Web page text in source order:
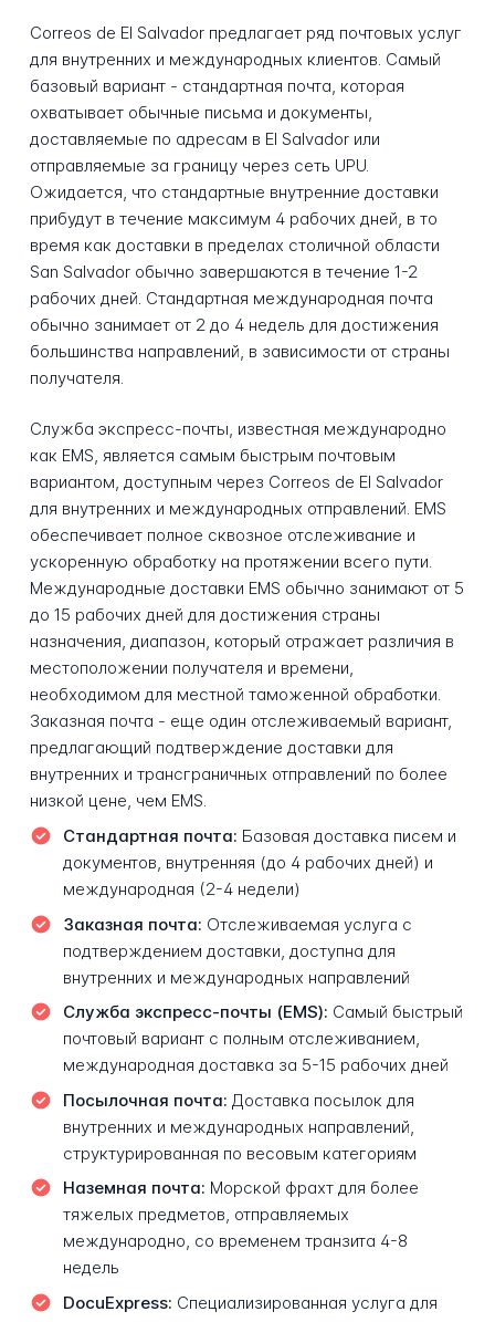
Correos de El Salvador предлагает ряд почтовых услуг
для внутренних и международных клиентов. Самый
базовый вариант - стандартная почта, которая
охватывает обычные письма и документы,
доставляемые по адресам в El Salvador или
отправляемые за границу через сеть UPU.
Ожидается, что стандартные внутренние доставки
прибудут в течение максимум 4 рабочих дней, в то
время как доставки в пределах столичной области
San Salvador обычно завершаются в течение 1-2
рабочих дней. Стандартная международная почта
обычно занимает от 2 до 4 недель для достижения
большинства направлений, в зависимости от страны
получателя.
Служба экспресс-почты, известная международно
как EMS, является самым быстрым почтовым
вариантом, доступным через Correos de El Salvador
для внутренних и международных отправлений. EMS
обеспечивает полное сквозное отслеживание и
ускоренную обработку на протяжении всего пути.
Международные доставки EMS обычно занимают от 5
до 15 рабочих дней для достижения страны
назначения, диапазон, который отражает различия в
местоположении получателя и времени,
необходимом для местной таможенной обработки.
Заказная почта - еще один отслеживаемый вариант,
предлагающий подтверждение доставки для
внутренних и трансграничных отправлений по более
низкой цене, чем EMS.
Стандартная почта: Базовая доставка писем и
документов, внутренняя (до 4 рабочих дней) и
международная (2-4 недели)
Заказная почта: Отслеживаемая услуга с
подтверждением доставки, доступна для
внутренних и международных направлений
Служба экспресс-почты (EMS): Самый быстрый
почтовый вариант с полным отслеживанием,
международная доставка за 5-15 рабочих дней
Посылочная почта: Доставка посылок для
внутренних и международных направлений,
структурированная по весовым категориям
Наземная почта: Морской фрахт для более
тяжелых предметов, отправляемых
международно, со временем транзита 4-8
недель
DocuExpress: Специализированная услуга для